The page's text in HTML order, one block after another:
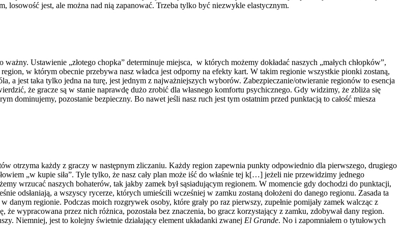
jest, ale można nad nią zapanować. Trzeba tylko być niezwykle elastycznym.
Ustawienie „złotego chopka” determinuje miejsca, w których możemy dokładać naszych „małych chłopków”,
w którym obecnie przebywa nasz władca jest odporny na efekty kart. W takim regionie wszystkie pionki zostaną,
a jest taka tylko jedna na turę, jest jednym z najważniejszych wyborów. Zabezpieczanie/otwieranie regionów to esencja
że gracze są w stanie naprawdę dużo zrobić dla własnego komfortu psychicznego. Gdy widzimy, że zbliża się
dominujemy, pozostanie bezpieczny. Bo nawet jeśli nasz ruch jest tym ostatnim przed punktacją to całość miesza
otrzyma każdy z graczy w następnym zliczaniu. Każdy region zapewnia punkty odpowiednio dla pierwszego, drugiego
„w kupie siła”. Tyle tylko, że nasz cały plan może iść do właśnie tej k[…] jeżeli nie przewidzimy jednego
wrzucać naszych bohaterów, tak jakby zamek był sąsiadującym regionem. W momencie gdy dochodzi do punktacji,
odsłaniają, a wszyscy rycerze, których umieścili wcześniej w zamku zostaną dołożeni do danego regionu. Zasada ta
regionie. Podczas moich rozgrywek osoby, które grały po raz pierwszy, zupełnie pomijały zamek walcząc z
wypracowana przez nich różnica, pozostała bez znaczenia, bo gracz korzystający z zamku, zdobywał dany region.
Niemniej, jest to kolejny świetnie działający element układanki zwanej El Grande. No i zapomniałem o tytułowych